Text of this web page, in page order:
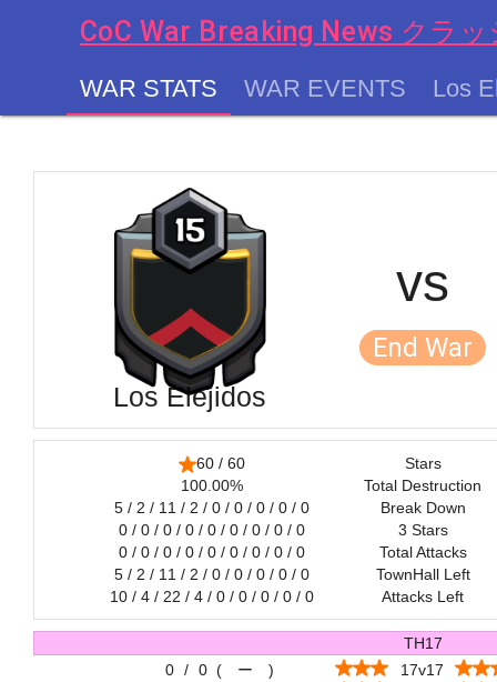
CoC War Breaking News クラ
WAR STATS WAR EVENTS Los
Los Elejidos
vs
End War
60 / 60
100.00%
5 / 2 / 11 / 2 / 0 / 0 / 0 / 0 / 0
0 / 0 / 0 / 0 / 0 / 0 / 0 / 0 / 0
0 / 0 / 0 / 0 / 0 / 0 / 0 / 0 / 0
5 / 2 / 11 / 2 / 0 / 0 / 0 / 0 / 0
10 / 4 / 22 / 4 / 0 / 0 / 0 / 0 / 0
Stars
Total Destruction
Break Down
3 Stars
Total Attacks
TownHall Left
Attacks Left
TH17
0 / 0 ( ー )
17v17